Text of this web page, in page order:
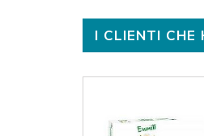
I CLIENTI CHE